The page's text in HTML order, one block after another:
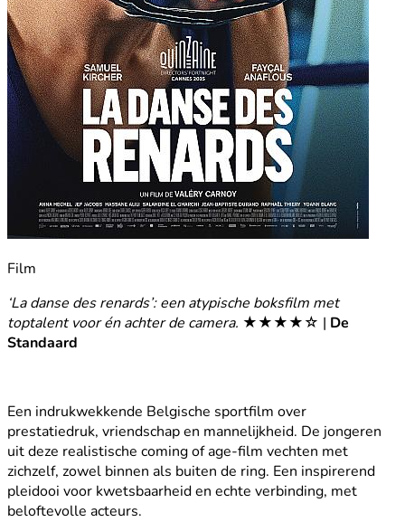
Film
‘La danse des renards’: een atypische boksfilm met
toptalent voor én achter de camera. ★★★★☆ | De
Standaard
Een indrukwekkende Belgische sportfilm over
prestatiedruk, vriendschap en mannelijkheid. De jongeren
uit deze realistische coming of age-film vechten met
zichzelf, zowel binnen als buiten de ring. Een inspirerend
pleidooi voor kwetsbaarheid en echte verbinding, met
beloftevolle acteurs.